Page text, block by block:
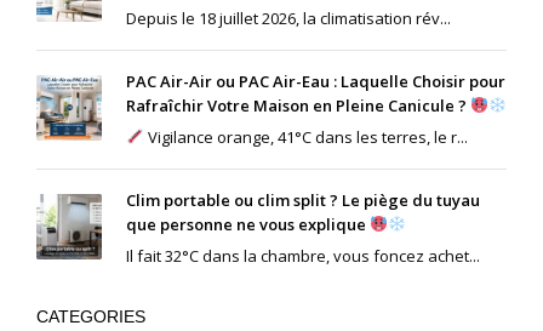
Depuis le 18 juillet 2026, la climatisation rév...
PAC Air-Air ou PAC Air-Eau : Laquelle Choisir pour
Rafraîchir Votre Maison en Pleine Canicule ?
Vigilance orange, 41°C dans les terres, le r...
Clim portable ou clim split ? Le piège du tuyau
que personne ne vous explique
Il fait 32°C dans la chambre, vous foncez achet...
CATEGORIES